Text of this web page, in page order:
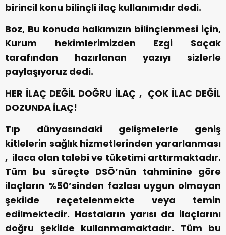
birincil konu bilinçli ilaç kullanımıdır dedi.
Boz, Bu konuda halkımızın bilinçlenmesi için,
Kurum hekimlerimizden Ezgi Saçak
tarafından hazırlanan yazıyı sizlerle
paylaşıyoruz dedi.
HER İLAÇ DEĞİL DOĞRU İLAÇ , ÇOK İLAC DEĞİL
DOZUNDA İLAÇ!
Tıp dünyasındaki gelişmelerle geniş
kitlelerin sağlık hizmetlerinden yararlanması
, ilaca olan talebi ve tüketimi arttırmaktadır.
Tüm bu süreçte DSÖ’nün tahminine göre
ilaçların %50’sinden fazlası uygun olmayan
şekilde reçetelenmekte veya temin
edilmektedir. Hastaların yarısı da ilaçlarını
doğru şekilde kullanmamaktadır. Tüm bu